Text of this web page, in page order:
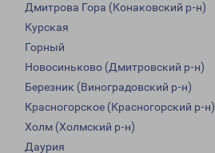
Дмитрова Гора (Конаковский р-н)
Курская
Горный
Новосиньково (Дмитровский р-н)
Березник (Виноградовский р-н)
Красногорское (Красногорский р-н)
Холм (Холмский р-н)
Даурия